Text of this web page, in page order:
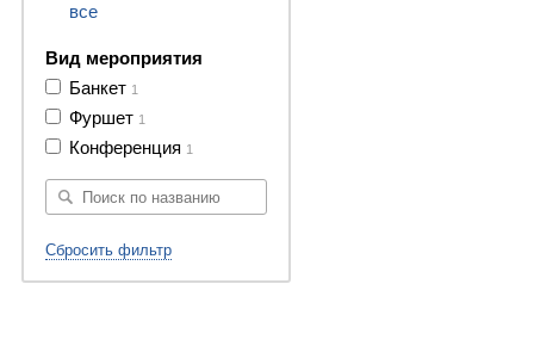
все
Вид мероприятия
Банкет 1
Фуршет 1
Конференция 1
Сбросить фильтр